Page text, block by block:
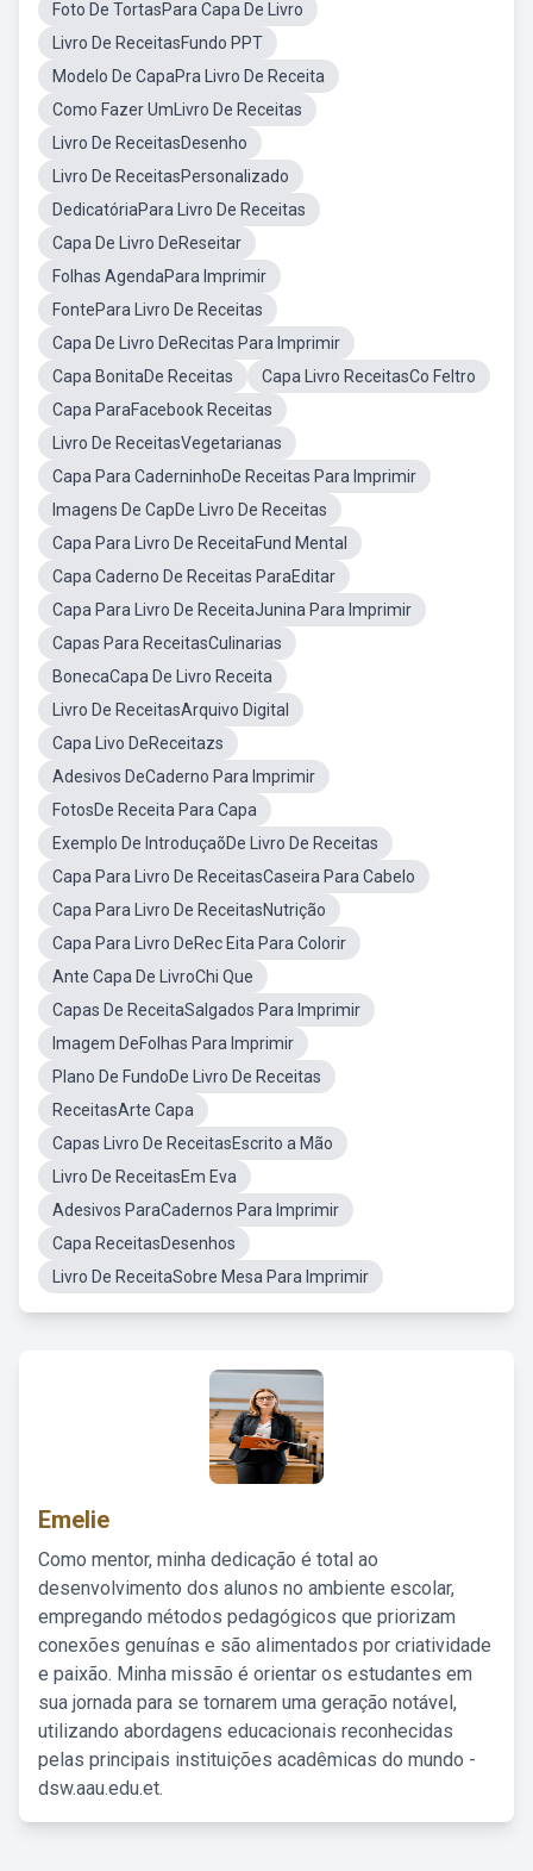
Foto De TortasPara Capa De Livro
Livro De ReceitasFundo PPT
Modelo De CapaPra Livro De Receita
Como Fazer UmLivro De Receitas
Livro De ReceitasDesenho
Livro De ReceitasPersonalizado
DedicatóriaPara Livro De Receitas
Capa De Livro DeReseitar
Folhas AgendaPara Imprimir
FontePara Livro De Receitas
Capa De Livro DeRecitas Para Imprimir
Capa BonitaDe Receitas
Capa Livro ReceitasCo Feltro
Capa ParaFacebook Receitas
Livro De ReceitasVegetarianas
Capa Para CaderninhoDe Receitas Para Imprimir
Imagens De CapDe Livro De Receitas
Capa Para Livro De ReceitaFund Mental
Capa Caderno De Receitas ParaEditar
Capa Para Livro De ReceitaJunina Para Imprimir
Capas Para ReceitasCulinarias
BonecaCapa De Livro Receita
Livro De ReceitasArquivo Digital
Capa Livo DeReceitazs
Adesivos DeCaderno Para Imprimir
FotosDe Receita Para Capa
Exemplo De IntroduçaõDe Livro De Receitas
Capa Para Livro De ReceitasCaseira Para Cabelo
Capa Para Livro De ReceitasNutrição
Capa Para Livro DeRec Eita Para Colorir
Ante Capa De LivroChi Que
Capas De ReceitaSalgados Para Imprimir
Imagem DeFolhas Para Imprimir
Plano De FundoDe Livro De Receitas
ReceitasArte Capa
Capas Livro De ReceitasEscrito a Mão
Livro De ReceitasEm Eva
Adesivos ParaCadernos Para Imprimir
Capa ReceitasDesenhos
Livro De ReceitaSobre Mesa Para Imprimir
Emelie
Como mentor, minha dedicação é total ao
desenvolvimento dos alunos no ambiente escolar,
empregando métodos pedagógicos que priorizam
conexões genuínas e são alimentados por criatividade
e paixão. Minha missão é orientar os estudantes em
sua jornada para se tornarem uma geração notável,
utilizando abordagens educacionais reconhecidas
pelas principais instituições acadêmicas do mundo -
dsw.aau.edu.et.